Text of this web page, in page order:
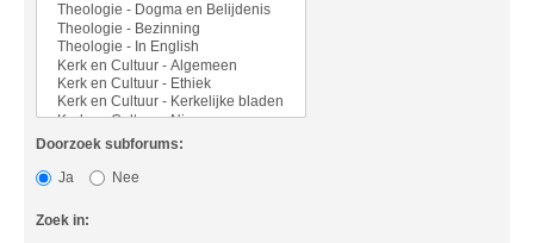
Doorzoek subforums:
Ja
Nee
Zoek in: